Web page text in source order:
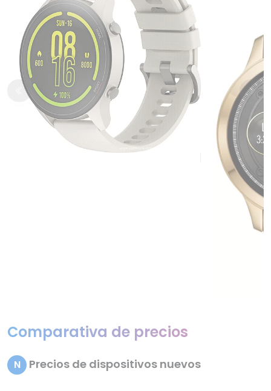
Comparativa de precios
N Precios de dispositivos nuevos